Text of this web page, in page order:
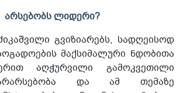
არსებობს ლიდერი?
გვიზიარებს, სადღეისოდ
მაქსიმალური ნდობითა
აღჭურვილი გამოკვეთილი
და ამ თემაზე